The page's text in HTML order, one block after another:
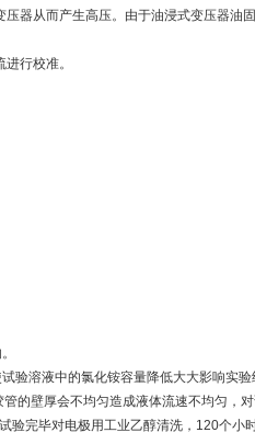
器从而产生高压。由于油浸式变压器油
行校准。
验溶液中的氯化铵容量降低大大影响实验
的壁厚会不均匀造成液体流速不均匀，对
完毕对电极用工业乙醇清洗，120个小